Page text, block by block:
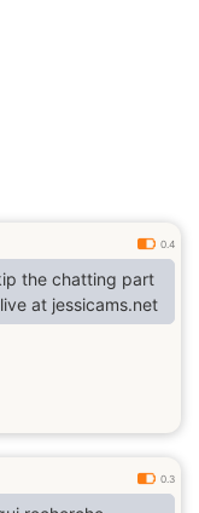
0.4
the chatting part
at jessicams.net
0.3